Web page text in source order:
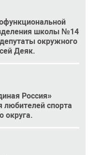
школы №14
окружного
Деяк.
Россия»
любителей спорта
округа.